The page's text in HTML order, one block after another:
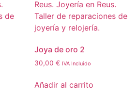
Joya de oro 2
30,00 € IVA Incluido
Añadir al carrito